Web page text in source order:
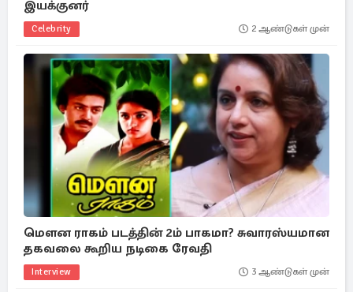
இயக்குனர்
Celebrity 2 ஆண்டுகள் முன்
மௌன ராகம் படத்தின் 2ம் பாகமா? சுவாரஸ்யமான
தகவலை கூறிய நடிகை ரேவதி
Interview 3 ஆண்டுகள் முன்